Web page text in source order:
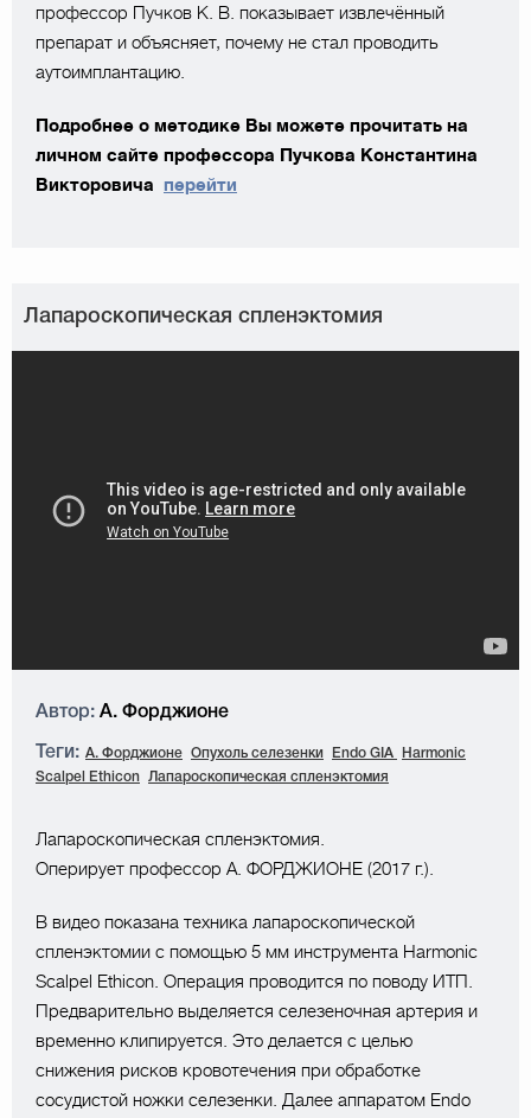
профессор Пучков К. В. показывает извлечённый
препарат и объясняет, почему не стал проводить
аутоимплантацию.
Подробнее о методике Вы можете прочитать на
личном сайте профессора Пучкова Константина
Викторовича перейти
Лапароскопическая спленэктомия
Автор: А. Форджионе
Теги: А. Форджионе Опухоль селезенки Endo GIA
Harmonic
Scalpel Ethicon
Лапароскопическая спленэктомия
Лапароскопическая спленэктомия.
Оперирует профессор А. ФОРДЖИОНЕ (2017 г.).
В видео показана техника лапароскопической
спленэктомии с помощью 5 мм инструмента Harmonic
Scalpel Ethicon. Операция проводится по поводу ИТП.
Предварительно выделяется селезеночная артерия и
временно клипируется. Это делается с целью
снижения рисков кровотечения при обработке
сосудистой ножки селезенки. Далее аппаратом Endo